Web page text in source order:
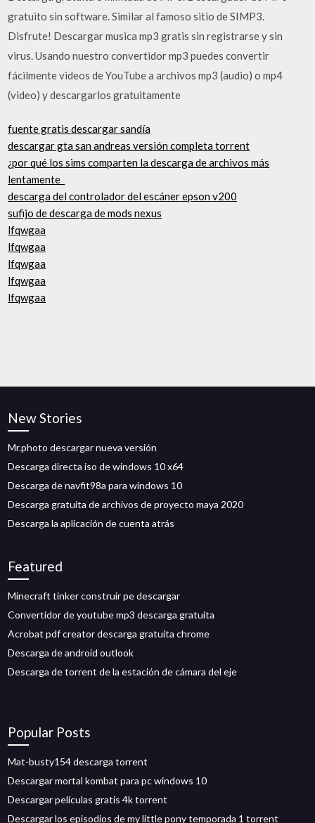
gratuito sin software. Similar al famoso sitio de SIMP3.
Disfrute! Descargar musica mp3 gratis sin registrarse y sin
virus. Usando nuestro convertidor mp3 puedes convertir
fácilmente videos de YouTube a archivos mp3 (audio) o mp4
(video) y descargarlos gratuitamente
fuente gratis descargar sandía
descargar gta san andreas versión completa torrent
¿por qué los sims comparten la descarga de archivos más
lentamente_
descarga del controlador del escáner epson v200
sufijo de descarga de mods nexus
lfqwgaa
lfqwgaa
lfqwgaa
lfqwgaa
lfqwgaa
New Stories
Mr.photo descargar nueva versión
Descarga directa iso de windows 10 x64
Descarga de navfit98a para windows 10
Descarga gratuita de archivos de proyecto maya 2020
Descarga la aplicación de cuenta atrás
Featured
Minecraft tinker construir pe descargar
Convertidor de youtube mp3 descarga gratuita
Acrobat pdf creator descarga gratuita chrome
Descarga de android outlook
Descarga de torrent de la estación de cámara del eje
Popular Posts
Mat-busty154 descarga torrent
Descargar mortal kombat para pc windows 10
Descargar películas gratis 4k torrent
Descargar los episodios de my little pony temporada 1 torrent